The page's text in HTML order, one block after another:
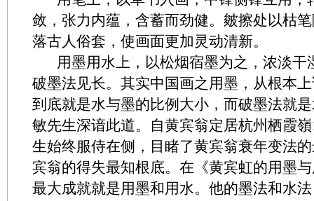
敛，张力内蕴，含蓄而劲健。皴擦处以枯
落古人俗套，使画面更加灵动清新。
用墨用水上，以松烟宿墨为之，浓淡干
破墨法见长。其实中国画之用墨，从根本
到底就是水与墨的比例大小，而破墨法就
敏先生深谙此道。自黄宾翁定居杭州栖霞
生始终服侍在侧，目睹了黄宾翁衰年变法
宾翁的得失最知根底。在《黄宾虹的用墨
最大成就就是用墨和用水。他的墨法和水